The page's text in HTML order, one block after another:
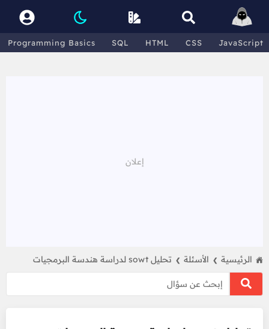
Programming Basics SQL HTML CSS JavaScript
الرئيسية ❯ الأسئلة ❯ تحليل sowt لدراسة هندسة البرمجيات